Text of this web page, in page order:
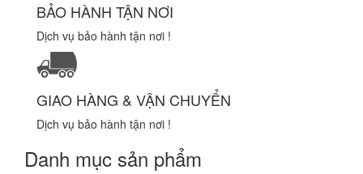
BẢO HÀNH TẬN NƠI
Dịch vụ bảo hành tận nơi !
GIAO HÀNG & VẬN CHUYỂN
Dịch vụ bảo hành tận nơi !
Danh mục sản phẩm